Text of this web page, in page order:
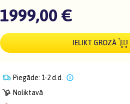
1999,00 €
IELIKT GROZĀ
Piegāde: 1-2 d.d.
Noliktavā